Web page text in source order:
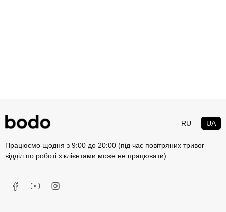
RU UA
Працюємо щодня з 9:00 до 20:00 (під час повітряних тривог
відділ по роботі з клієнтами може не працювати)